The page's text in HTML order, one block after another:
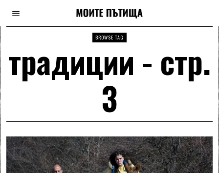
BROWSE TAG
традиции - стр.
3